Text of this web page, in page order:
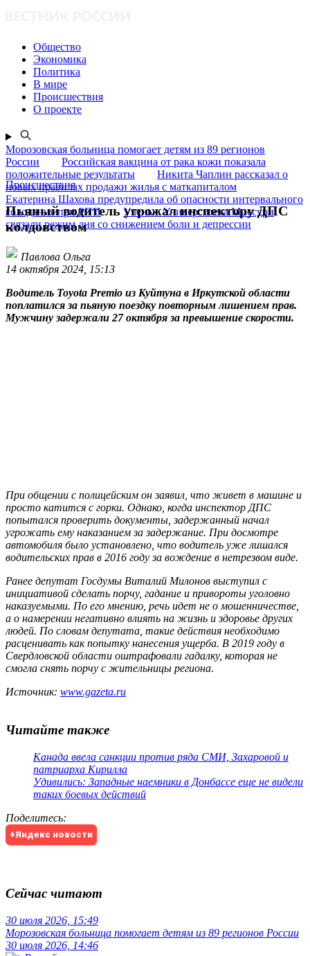
Общество
Экономика
Политика
В мире
Происшествия
О проекте
Морозовская больница помогает детям из 89 регионов
России
Российская вакцина от рака кожи показала
положительные результаты
Никита Чаплин рассказал о
новых правилах продажи жилья с маткапиталом
Екатерина Шахова предупредила об опасности интервального
голодания при РПП
Ученые Университета Миссури
связали режим дня со снижением боли и депрессии
Происшествия
Пьяный водитель угрожал инспектору ДПС
колдовством
Павлова Ольга
14 октября 2024, 15:13
Водитель Toyota Premio из Куйтуна в Иркутской области
поплатился за пьяную поездку повторным лишением прав.
Мужчину задержали 27 октября за превышение скорости.
При общении с полицейским он заявил, что живет в машине и
просто катится с горки. Однако, когда инспектор ДПС
попытался проверить документы, задержанный начал
угрожать ему наказанием за задержание. При досмотре
автомобиля было установлено, что водитель уже лишался
водительских прав в 2016 году за вождение в нетрезвом виде.
Ранее депутат Госдумы Виталий Милонов выступил с
инициативой сделать порчу, гадание и привороты уголовно
наказуемыми. По его мнению, речь идет не о мошенничестве,
а о намерении негативно влиять на жизнь и здоровье других
людей. По словам депутата, такие действия необходимо
расценивать как попытку нанесения ущерба. В 2019 году в
Свердловской области оштрафовали гадалку, которая не
смогла снять порчу с жительницы региона.
Источник: www.gazeta.ru
Читайте также
Канада ввела санкции против ряда СМИ, Захаровой и
патриарха Кирилла
Удивились: Западные наемники в Донбассе еще не видели
таких боевых действий
Поделитесь:
+Яндекс новости
Сейчас читают
30 июля 2026, 15:49
Морозовская больница помогает детям из 89 регионов России
30 июля 2026, 14:46